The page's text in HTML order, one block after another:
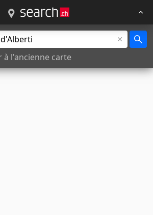
à l'ancienne carte